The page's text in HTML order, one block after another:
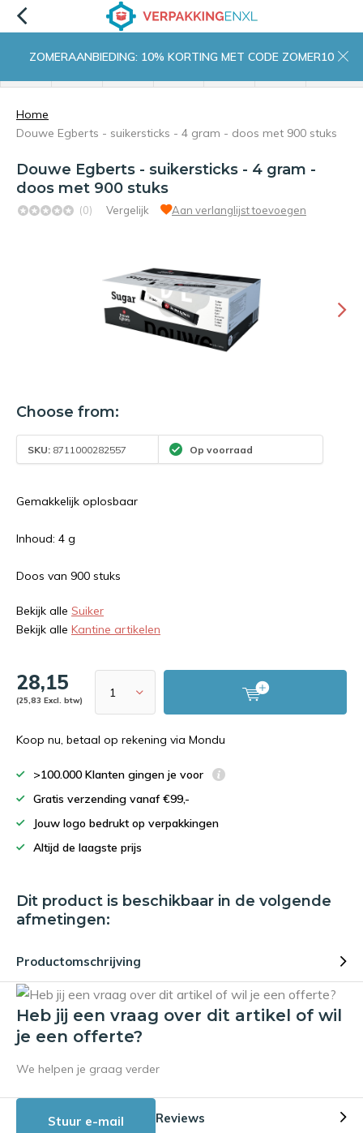
ZOMERAANBIEDING: 10% KORTING MET CODE ZOMER10
Home
Douwe Egberts - suikersticks - 4 gram - doos met 900 stuks
Douwe Egberts - suikersticks - 4 gram -
doos met 900 stuks
(0) Vergelijk Aan verlanglijst toevoegen
Choose from:
SKU: 8711000282557 Op voorraad
Gemakkelijk oplosbaar
Inhoud: 4 g
Doos van 900 stuks
Bekijk alle Suiker
Bekijk alle Kantine artikelen
28,15
(25,83 Excl. btw)
Koop nu, betaal op rekening via Mondu
>100.000 Klanten gingen je voor
Gratis verzending vanaf €99,-
Jouw logo bedrukt op verpakkingen
Altijd de laagste prijs
Dit product is beschikbaar in de volgende
afmetingen:
Productomschrijving
Heb jij een vraag over dit artikel of wil
je een offerte?
We helpen je graag verder
Stuur e-mail Reviews